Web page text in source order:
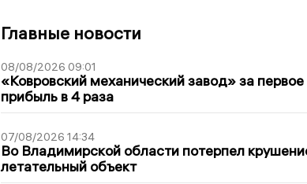
Главные новости
08/08/2026 09:01
«Ковровский механический завод» за
прибыль в 4 раза
07/08/2026 14:34
Во Владимирской области потерпел
летательный объект